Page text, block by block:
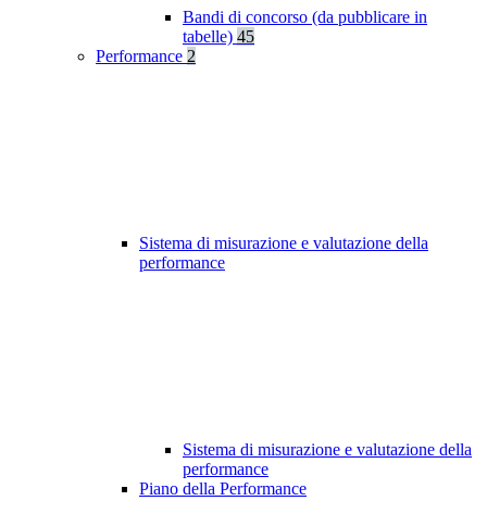
Bandi di concorso (da pubblicare in
tabelle) 45
Performance 2
Sistema di misurazione e valutazione della
performance
Sistema di misurazione e valutazione della
performance
Piano della Performance